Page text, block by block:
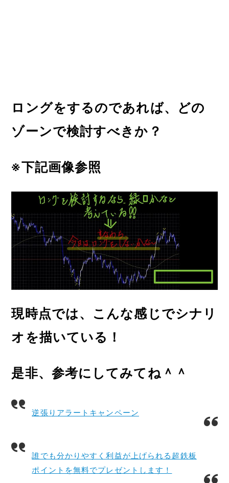
ロングをするのであれば、どの
ゾーンで検討すべきか？
※下記画像参照
現時点では、こんな感じでシナリ
オを描いている！
是非、参考にしてみてね＾＾
逆張りアラートキャンペーン
誰でも分かりやすく利益が上げられる超鉄板
ポイントを無料でプレゼントします！